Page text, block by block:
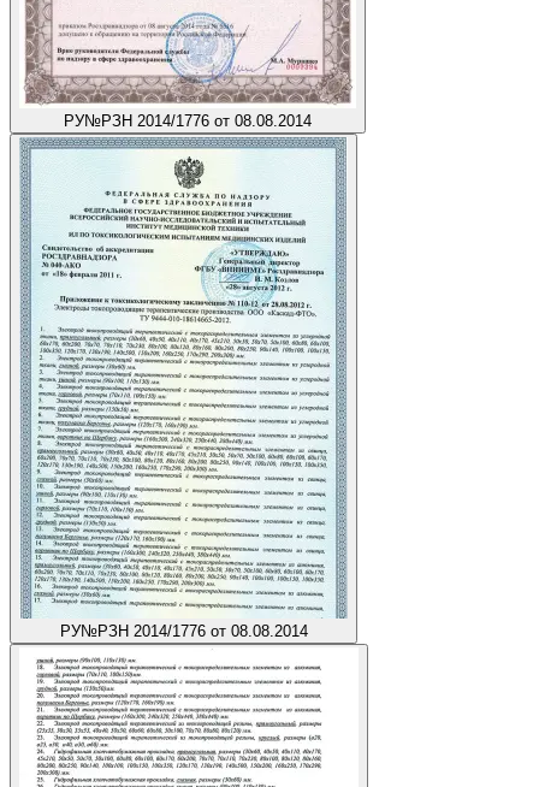
РУ№РЗН 2014/1776 от 08.08.2014
РУ№РЗН 2014/1776 от 08.08.2014